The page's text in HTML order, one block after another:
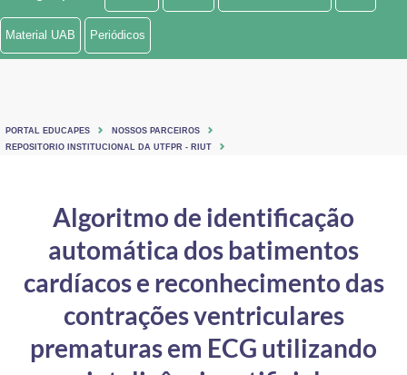
Ministério de Minas e Energia
Ministério do Turismo
Controladoria-Geral da União
Secretaria de Governo
Material UAB Periódicos
PORTAL EDUCAPES
NOSSOS PARCEIROS
REPOSITORIO INSTITUCIONAL DA UTFPR - RIUT
Algoritmo de identificação
automática dos batimentos
cardíacos e reconhecimento das
contrações ventriculares
prematuras em ECG utilizando